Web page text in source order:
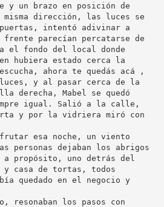
y un brazo en posición de
dirección, las luces se
puertas, intentó adivinar a
frente parecían percatarse de
el fondo del local donde
hubiera estado cerca la
ahora te quedás acá ,
luces, y al pasar cerca de la
derecha, Mabel se quedó
igual. Salió a la calle,
y por la vidriera miró con
esa noche, un viento
dejaban los abrigos
a propósito, uno detrás del
casa de tortas, todos
quedado en el negocio y
los pasos con